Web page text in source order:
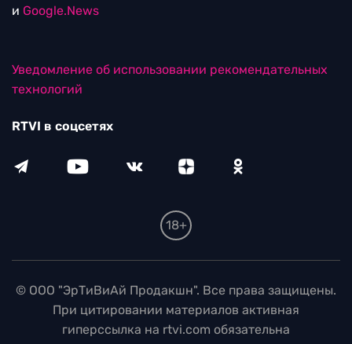
и Google.News
Уведомление об использовании рекомендательных
технологий
RTVI в соцсетях
18+
© ООО "ЭрТиВиАй Продакшн". Все права защищены.
При цитировании материалов активная
гиперссылка на rtvi.com обязательна